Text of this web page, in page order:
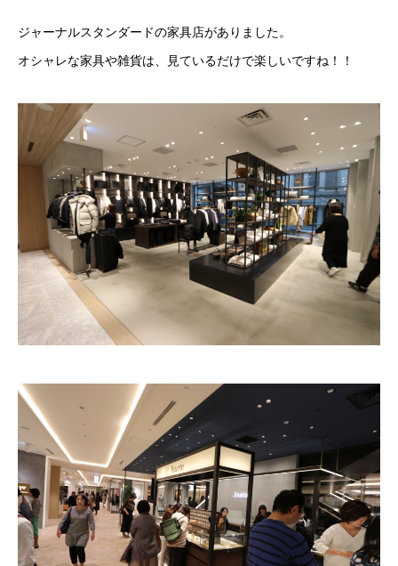
ジャーナルスタンダードの家具店がありました。
オシャレな家具や雑貨は、見ているだけで楽しいですね！！